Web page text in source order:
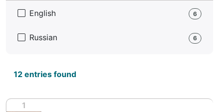
12 entries found
1
English 6
Russian 6